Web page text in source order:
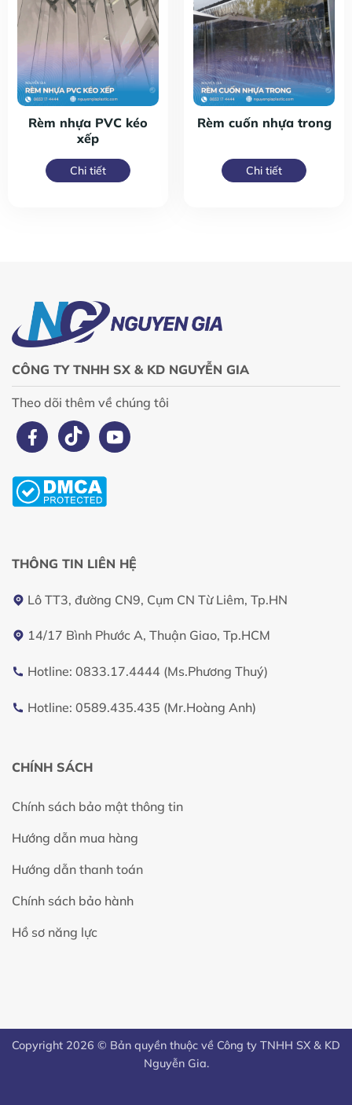
Rèm nhựa PVC kéo
xếp
Chi tiết
Rèm cuốn nhựa trong
Chi tiết
CÔNG TY TNHH SX & KD NGUYỄN GIA
Theo dõi thêm về chúng tôi
THÔNG TIN LIÊN HỆ
Lô TT3, đường CN9, Cụm CN Từ Liêm, Tp.HN
14/17 Bình Phước A, Thuận Giao, Tp.HCM
Hotline: 0833.17.4444 (Ms.Phương Thuý)
Hotline: 0589.435.435 (Mr.Hoàng Anh)
CHÍNH SÁCH
Chính sách bảo mật thông tin
Hướng dẫn mua hàng
Hướng dẫn thanh toán
Chính sách bảo hành
Hồ sơ năng lực
Copyright 2026 © Bản quyền thuộc về Công ty TNHH SX & KD
Nguyễn Gia.